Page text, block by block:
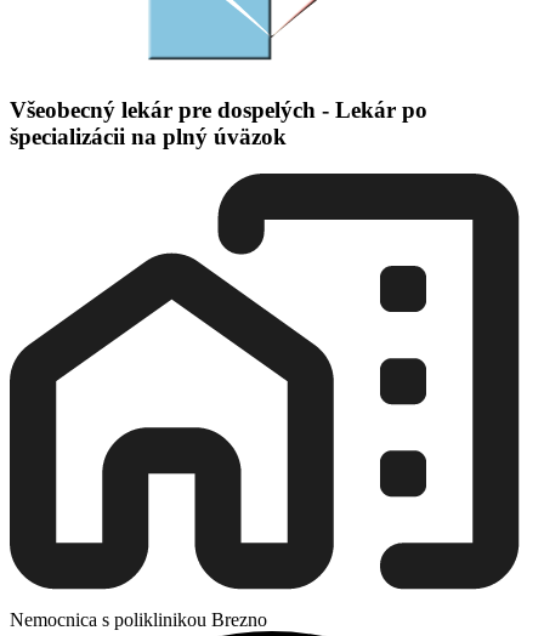
Všeobecný lekár pre dospelých - Lekár po
špecializácii na plný úväzok
Nemocnica s poliklinikou Brezno